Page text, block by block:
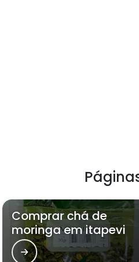
Comprar chá de
moringa em itapevi